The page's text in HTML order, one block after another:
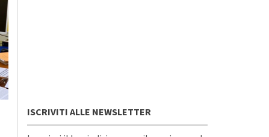
Martedì, 4 Agosto 2026 - 05:14
Eventi-Incontri-Ovada
Cronaca-Ovada
ISCRIVITI ALLE NEWSLETTER